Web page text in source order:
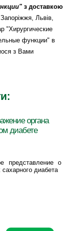
з доставкою
Львів,
"Хирургические
функции" в
з Вами
органа
диабете
представление о
диабета